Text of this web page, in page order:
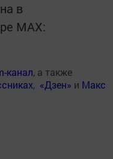
в
MАХ:
канал, а также
, «Дзен» и Макс